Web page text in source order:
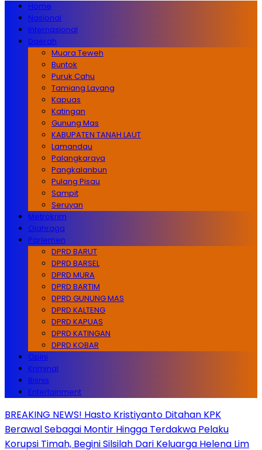
Home
Nasional
Internasional
Daerah
Muara Teweh
Buntok
Puruk Cahu
Tamiang Layang
Kapuas
Katingan
Gunung Mas
KABUPATEN TANAH LAUT
Lamandau
Palangkaraya
Pangkalanbun
Pulang Pisau
Sampit
Seruyan
Metrokrim
Olahraga
Parlemen
DPRD BARUT
DPRD BARSEL
DPRD MURA
DPRD BARTIM
DPRD GUNUNG MAS
DPRD KALTENG
DPRD KAPUAS
DPRD KATINGAN
DPRD KOBAR
Opini
Kriminal
Bisnis
Entertainment
BREAKING NEWS! Hasto Kristiyanto Ditahan KPK
Berawal Sebagai Montir Hingga Terdakwa Pelaku
Korupsi Timah, Begini Silsilah Dari Keluarga Helena Lim